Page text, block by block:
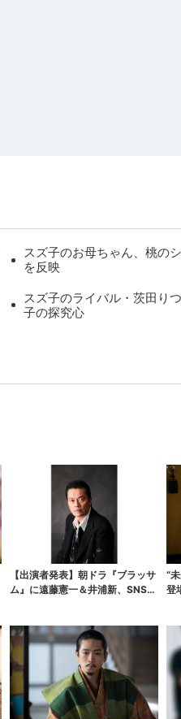
スズ子のお母ちゃん、桃の
を反映
スズ子のライバル・茨田り
子の探究心
【出演者発表】朝ドラ『ブラッサ
ム』に遠藤憲一＆井浦新、SNS期
“
登